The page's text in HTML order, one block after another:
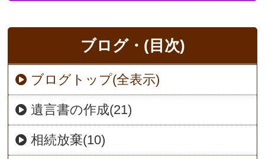
ブログ・(目次)
ブログトップ(全表示)
遺言書の作成(21)
相続放棄(10)